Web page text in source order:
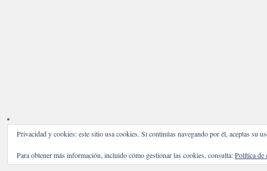
Privacidad y cookies: este sitio usa cookies. Si continúas navegando por él, aceptas su
Para obtener más información, incluido cómo gestionar las cookies, consulta:Política de